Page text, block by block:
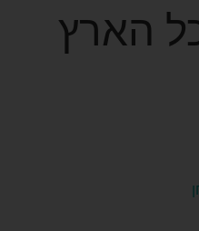
הארץ